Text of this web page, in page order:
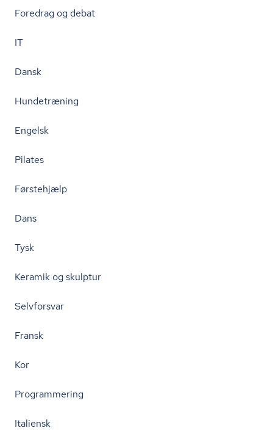
Foredrag og debat
IT
Dansk
Hundetræning
Engelsk
Pilates
Førstehjælp
Dans
Tysk
Keramik og skulptur
Selvforsvar
Fransk
Kor
Programmering
Italiensk